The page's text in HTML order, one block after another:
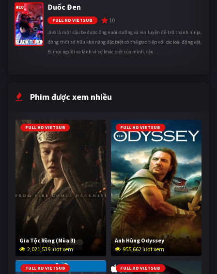
#10 Đuốc Đen
FULL HD VIETSUB 10
Jirô là một cậu bé được ông nuôi dưỡng và rèn luyện để trở thành ninja,
đồng thời sở hữu khả năng đặc biệt có thể giao tiếp với các loài động vật.
Bị mọi người xa lánh vì sự khác biệt của mình, cậu ...
Phim được xem nhiều
FULL HD VIETSUB
Gia Tộc Rồng (Mùa 3)
2,021,539 lượt xem
FULL HD VIETSUB
Anh Hùng Odyssey
955,662 lượt xem
FULL HD VIETSUB FULL HD VIETSUB